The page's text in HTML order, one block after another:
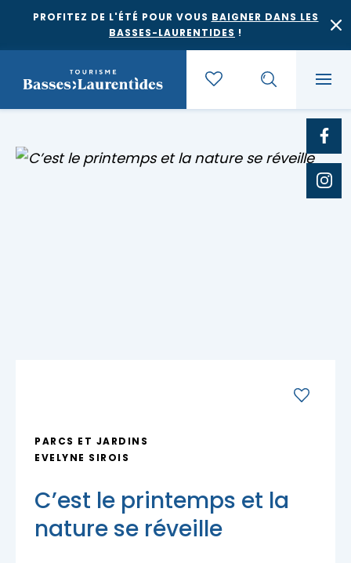
PROFITEZ DE L'ÉTÉ POUR VOUS BAIGNER DANS LES
BASSES-LAURENTIDES !
Quoi faire
Nature, plein air et activités familiales
Hôtels et motels
Location de chalet
Pique-nique et repas pour emporter
Traiteurs et salles de réception
MRC d'Argenteuil
MRC Thérèse-De Blainville
PARCS ET JARDINS
EVELYNE SIROIS
C’est le printemps et la
nature se réveille